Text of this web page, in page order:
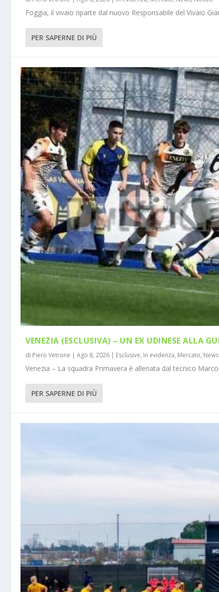
Foggia, il vivaio riparte dal nuovo Responsabile del Vivaio
PER SAPERNE DI PIÙ
VENEZIA (ESCLUSIVA) – UN EX UDINESE ALLA
di Piero Vetrone |Ago 8, 2026 | Esclusive, In evidenza, Mercato, News
Venezia – La squadra Primavera è allenata dal tecnico
PER SAPERNE DI PIÙ